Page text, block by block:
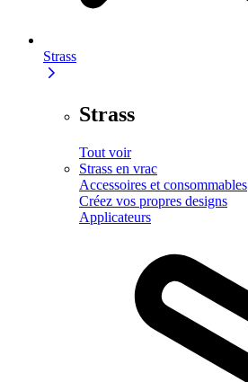
Strass
Strass
Tout voir
Strass en vrac
Accessoires et consommables
Créez vos propres designs
Applicateurs